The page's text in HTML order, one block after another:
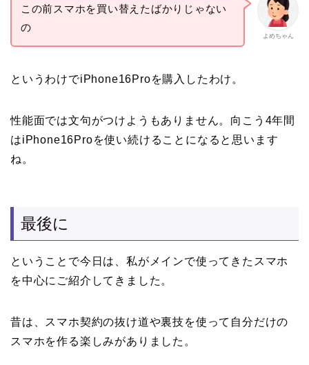
よめちゃん
この前スマホを買い替えたばかりじゃない
の
というわけでiPhone16Proを購入したわけ。
性能面では文句がつけようもありません。向こう4年間
はiPhone16Proを使い続けることになると思います
ね。
最後に
ということで今日は、私がメインで使ってきたスマホ
を中心にご紹介してきました。
昔は、スマホ契約の抜け道や裏技を使って自分だけの
スマホを作る楽しみがありました。